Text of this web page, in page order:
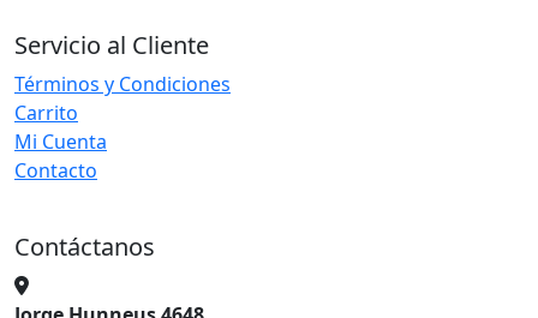
Servicio al Cliente
Términos y Condiciones
Carrito
Mi Cuenta
Contacto
Contáctanos